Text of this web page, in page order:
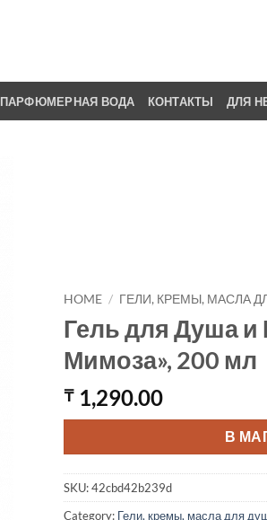
ПАРФЮМЕРНАЯ ВОДА КОНТАКТЫ ДЛЯ
HOME / ГЕЛИ, КРЕМЫ, МАСЛА
Гель для Душа
Мимоза», 200 мл
₸1,290.00
В
SKU:42cbd42b239d
Category: Гели, кремы, масла для